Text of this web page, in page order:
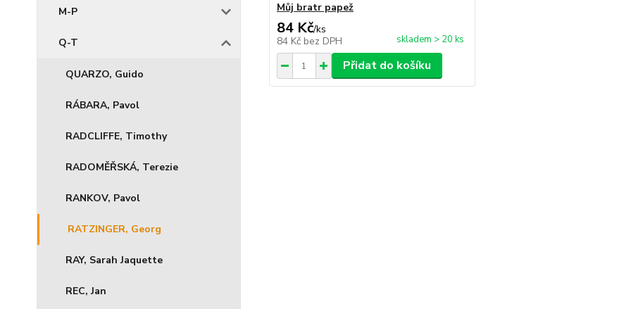
M-P
Q-T
QUARZO, Guido
RÁBARA, Pavol
RADCLIFFE, Timothy
RADOMĚŘSKÁ, Terezie
RANKOV, Pavol
RATZINGER, Georg
RAY, Sarah Jaquette
REC, Jan
Můj bratr papež
84 Kč/ks
84 Kč bez DPH skladem > 20 ks
Přidat do košíku